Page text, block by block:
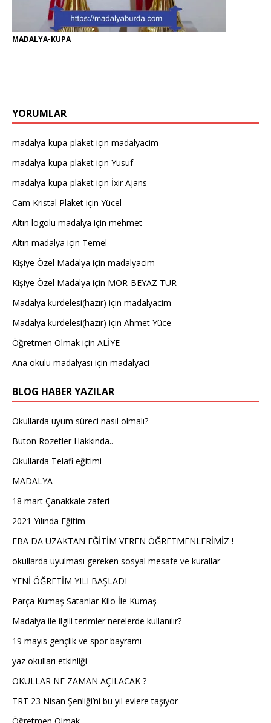
MADALYA-KUPA
YORUMLAR
madalya-kupa-plaket için madalyacim
madalya-kupa-plaket için Yusuf
madalya-kupa-plaket için İxir Ajans
Cam Kristal Plaket için Yücel
Altın logolu madalya için mehmet
Altın madalya için Temel
Kişiye Özel Madalya için madalyacim
Kişiye Özel Madalya için MOR-BEYAZ TUR
Madalya kurdelesi(hazır) için madalyacim
Madalya kurdelesi(hazır) için Ahmet Yüce
Öğretmen Olmak için ALİYE
Ana okulu madalyası için madalyaci
BLOG HABER YAZILAR
Okullarda uyum süreci nasıl olmalı?
Buton Rozetler Hakkında..
Okullarda Telafi eğitimi
MADALYA
18 mart Çanakkale zaferi
2021 Yılında Eğitim
EBA DA UZAKTAN EĞİTİM VEREN ÖĞRETMENLERİMİZ !
okullarda uyulması gereken sosyal mesafe ve kurallar
YENİ ÖĞRETİM YILI BAŞLADI
Parça Kumaş Satanlar Kilo İle Kumaş
Madalya ile ilgili terimler nerelerde kullanılır?
19 mayıs gençlik ve spor bayramı
yaz okulları etkinliği
OKULLAR NE ZAMAN AÇILACAK ?
TRT 23 Nisan Şenliği’ni bu yıl evlere taşıyor